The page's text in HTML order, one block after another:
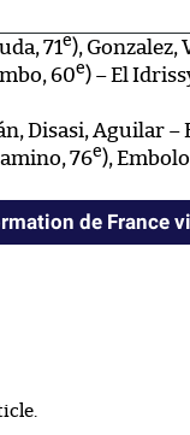
71e), Gonzalez,
60e) – El
Disasi, Aguilar –
76e),
de France